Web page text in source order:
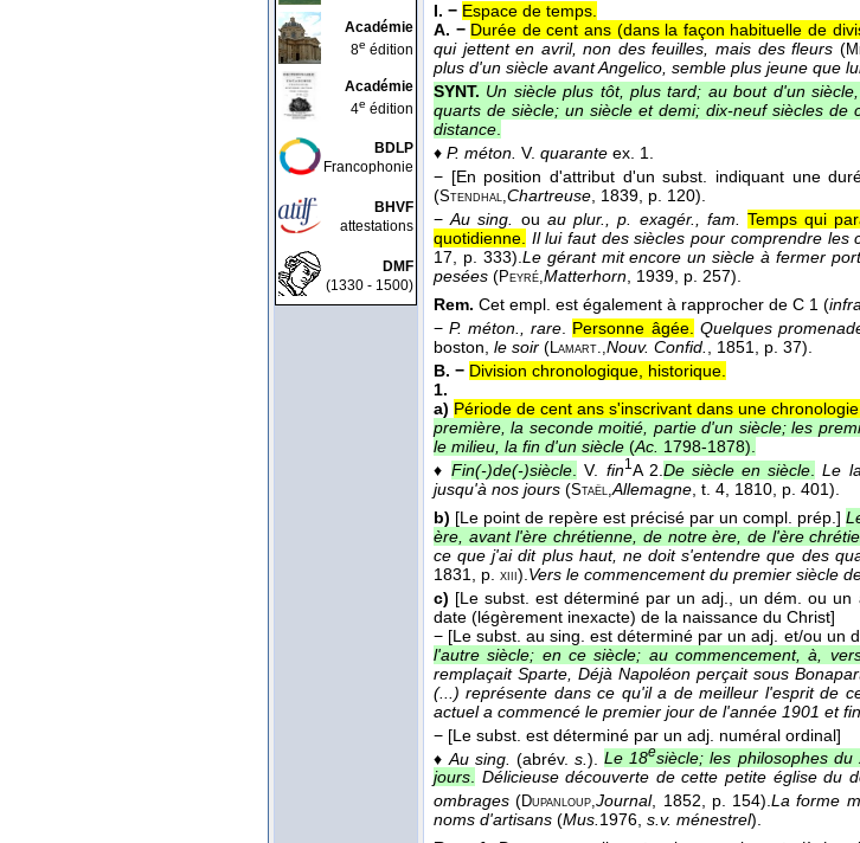
Académie
8e édition
Académie
4e édition
BDLP
Francophonie
BHVF
attestations
DMF
(1330 - 1500)
I. − Espace de temps.
A. − Durée de cent ans (dans la façon habituelle de
qui jettent en avril, non des feuilles, mais des fleurs (
plus d'un siècle avant Angelico, semble plus jeune que
SYNT. Un siècle plus tôt, plus tard; au bout d'un
quarts de siècle; un siècle et demi; dix-neuf siècles
distance.
♦ P. méton. V. quarante ex. 1.
− [En position d'attribut d'un subst. indiquant une
(Stendhal,Chartreuse, 1839, p. 120).
−Au sing. ou au plur., p. exagér., fam. Temps qui
quotidienne. Il lui faut des siècles pour comprendre les
17, p. 333).Le gérant mit encore un siècle à fermer
pesées (Peyré,Matterhorn, 1939, p. 257).
Rem. Cet empl. est également à rapprocher de C 1 (
−P. méton., rare. Personne âgée. Quelques
boston, le soir (Lamart.,Nouv. Confid., 1851, p. 37).
B. − Division chronologique, historique.
1.
a) Période de cent ans s'inscrivant dans une
première, la seconde moitié, partie d'un siècle; les
le milieu, la fin d'un siècle (Ac. 1798-1878).
♦Fin(-)de(-)siècle V. fin1 A 2. De siècle en siècle
Le
jusqu'à nos jours (Staël,Allemagne , t. 4 , 1810 , p. 401).
b) [Le point de repère est précisé par un compl. prép.]
ère, avant l'ère chrétienne, de notre ère, de l'ère
ce que j'ai dit plus haut, ne doit s'entendre que des
1831
, p. xiii). Vers le commencement du premier siècle
c) [Le subst. est déterminé par un adj., un dém. ou
date (légèrement inexacte) de la naissance du Christ]
− [Le subst. au sing. est déterminé par un adj. et/ou un
l'autre siècle; en ce siècle; au commencement, à,
remplaçait Sparte, Déjà Napoléon perçait sous
(...) représente dans ce qu'il a de meilleur l'esprit de
actuel a commencé le premier jour de l'année 1901 et
− [Le subst. est déterminé par un adj. numéral ordinal]
♦Au sing. (abrév.s.). Le 18esiècle; les philosophes du
jours. Délicieuse découverte de cette petite église du
ombrages (Dupanloup,Journal, 1852 , p. 154).La forme
noms d'artisans (Mus. 1976 s.v. ménestrel).